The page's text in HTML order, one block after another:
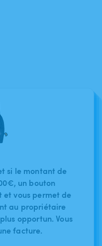
si le montant de
un bouton
vous permet de
au propriétaire
opportun. Vous
facture.